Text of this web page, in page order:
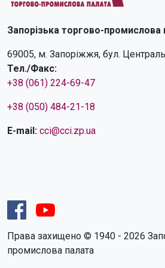
Запорізька торгово-промислова
69005, м. Запоріжжя, бул.
Тел./Факс:
+38 (061) 224-69-47
+38 (050) 484-21-18
E-mail: cci@cci.zp.ua
Права захищено © 1940 - 2026
промислова палата